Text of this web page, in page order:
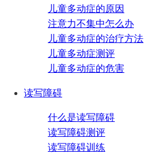
儿童多动症的原因
注意力不集中怎么办
儿童多动症的治疗方法
儿童多动症测评
儿童多动症的危害
读写障碍
什么是读写障碍
读写障碍测评
读写障碍训练